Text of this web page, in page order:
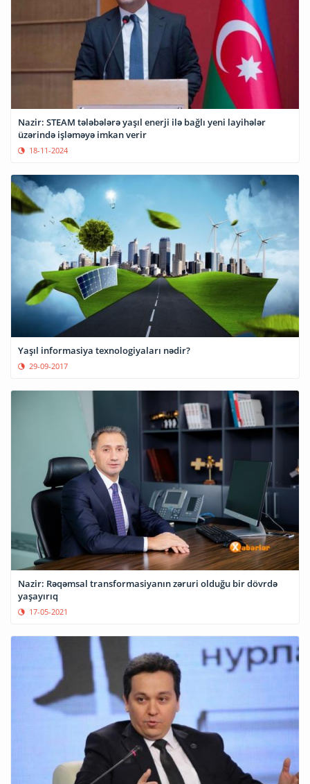
Nazir: STEAM tələbələrə yaşıl enerji ilə bağlı yeni layihələr
üzərində işləməyə imkan verir
18-11-2024
Yaşıl informasiya texnologiyaları nədir?
29-09-2017
Nazir: Rəqəmsal transformasiyanın zəruri olduğu bir dövrdə
yaşayırıq
17-05-2021